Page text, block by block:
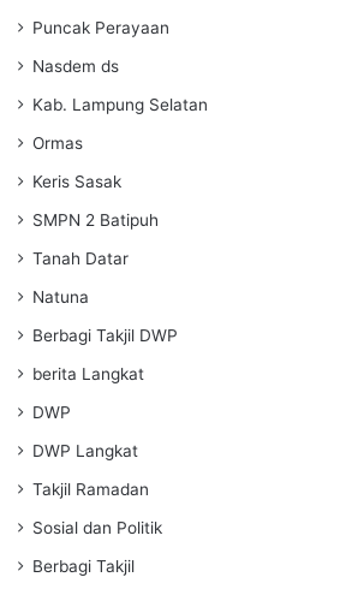
Puncak Perayaan
Nasdem ds
Kab. Lampung Selatan
Ormas
Keris Sasak
SMPN 2 Batipuh
Tanah Datar
Natuna
Berbagi Takjil DWP
berita Langkat
DWP
DWP Langkat
Takjil Ramadan
Sosial dan Politik
Berbagi Takjil